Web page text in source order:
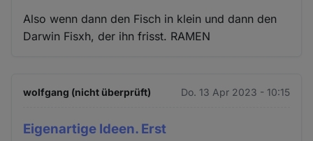
Also wenn dann den Fisch in klein und dann den
Darwin Fisxh, der ihn frisst. RAMEN
wolfgang (nicht überprüft) Do. 13 Apr 2023 - 10:15
Eigenartige Ideen. Erst